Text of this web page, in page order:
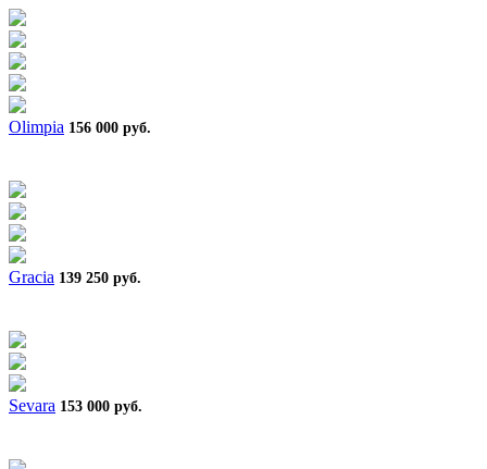
Olimpia 156 000 руб.
Gracia 139 250 руб.
Sevara 153 000 руб.